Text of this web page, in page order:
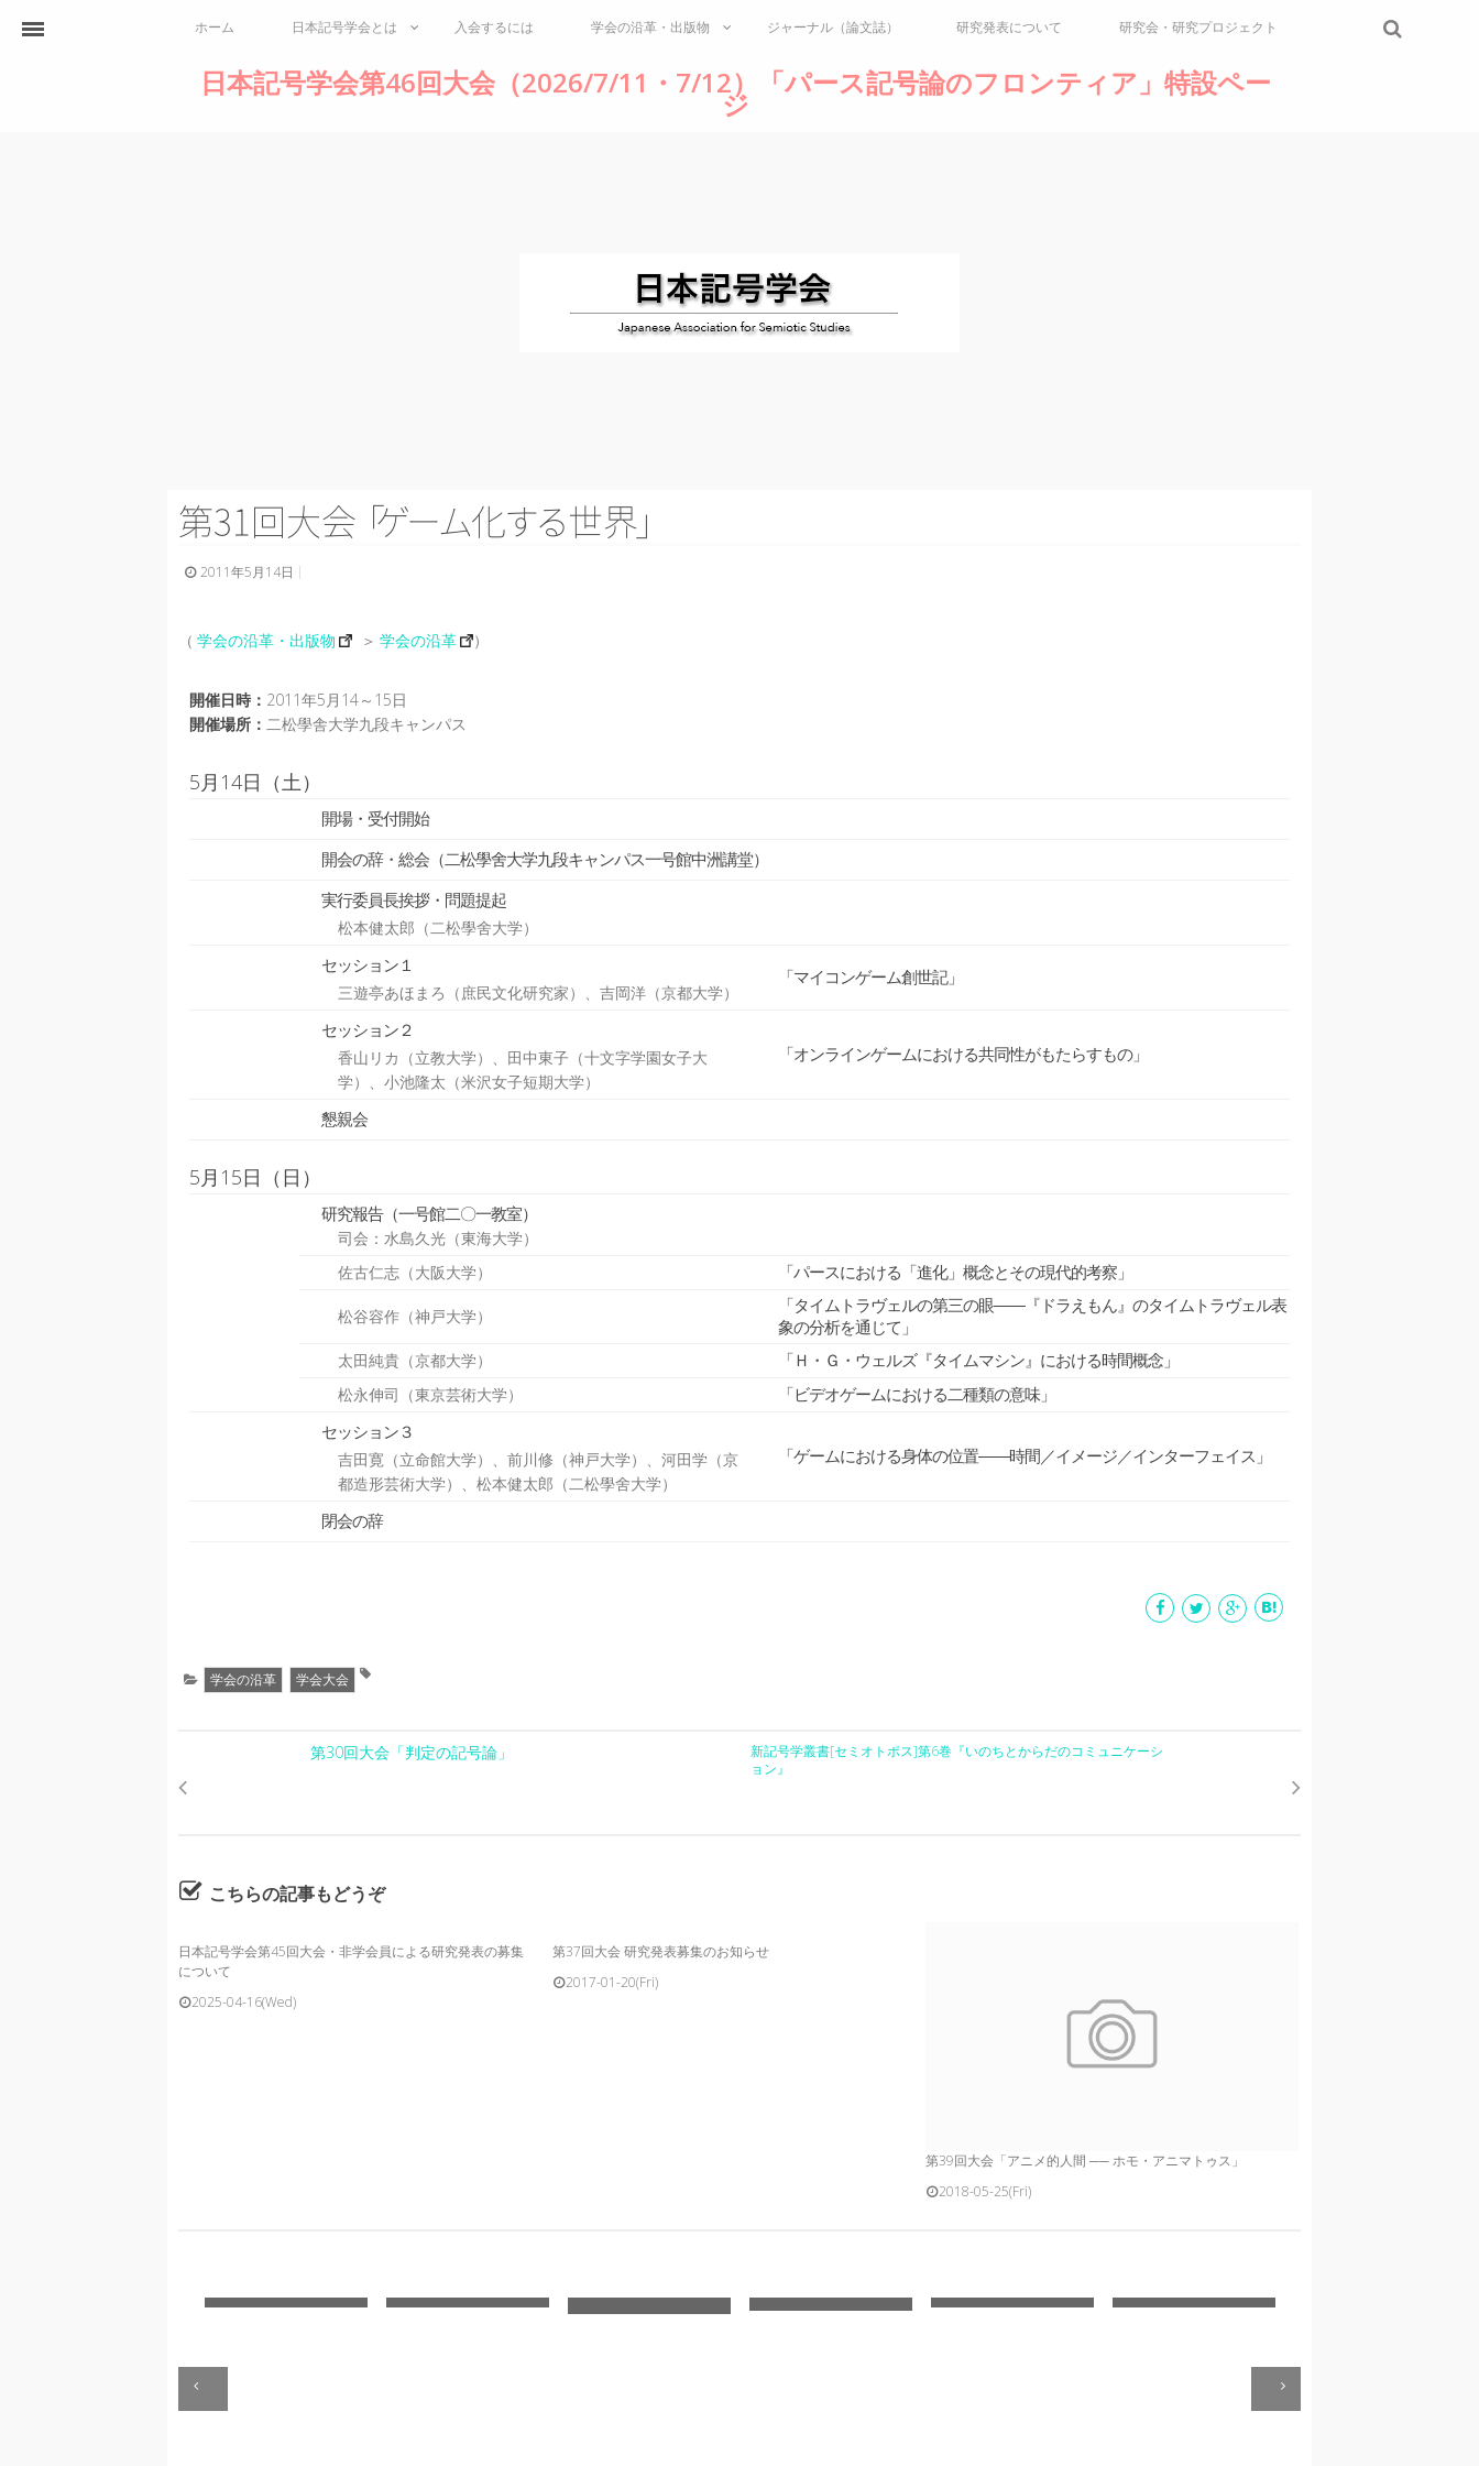
ホーム 日本記号学会とは 入会するには 学会の沿革・出版物 ジャーナル（論文誌） 研究発表について 研究会・研究プロジェクト
日本記号学会第46回大会（2026/7/11・7/12）「パース記号論のフロンティア」特設ペー
ジ
第31回大会「ゲーム化する世界」
2011年5月14日
（ 学会の沿革・出版物 ＞ 学会の沿革 ）
開催日時： 2011年5月14～15日
開催場所： 二松學舎大学九段キャンパス
5月14日（土）
開場・受付開始
開会の辞・総会（二松學舍大学九段キャンパス一号館中洲講堂）
実行委員長挨拶・問題提起
松本健太郎（二松學舍大学）
セッション１
三遊亭あほまろ（庶民文化研究家）、吉岡洋（京都大学）
「マイコンゲーム創世記」
セッション２
香山リカ（立教大学）、田中東子（十文字学園女子大
学）、小池隆太（米沢女子短期大学）
「オンラインゲームにおける共同性がもたらすもの」
懇親会
5月15日（日）
研究報告（一号館二〇一教室）
司会：水島久光（東海大学）
佐古仁志（大阪大学）
「パースにおける「進化」概念とその現代的考察」
松谷容作（神戸大学）
「タイムトラヴェルの第三の眼――『ドラえもん』のタイムトラヴェル表
象の分析を通じて」
太田純貴（京都大学） 「Ｈ・Ｇ・ウェルズ『タイムマシン』における時間概念」
松永伸司（東京芸術大学）
「ビデオゲームにおける二種類の意味」
セッション３
吉田寛（立命館大学）、前川修（神戸大学）、河田学（京
都造形芸術大学）、松本健太郎（二松學舍大学）
「ゲームにおける身体の位置――時間／イメージ／インターフェイス」
閉会の辞
学会の沿革 学会大会
第30回大会「判定の記号論」
新記号学叢書[セミオトポス]第6巻『いのちとからだのコミュニケーシ
ョン』
こちらの記事もどうぞ
日本記号学会第45回大会・非学会員による研究発表の募集
について
2025-04-16(Wed)
第37回大会 研究発表募集のお知らせ
2017-01-20(Fri)
第39回大会「アニメ的人間 ── ホモ・アニマトゥス」
2018-05-25(Fri)